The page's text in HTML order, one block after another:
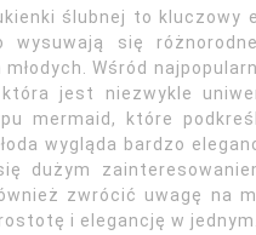
ślubnej to
wysuwają się
Wśród
jest niezwykle
mermaid, które
wygląda bardzo
dużym
zwrócić uwagę na
i elegancję w jednym.